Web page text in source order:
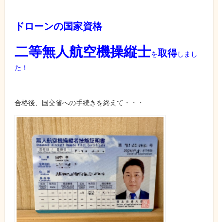
ドローンの国家資格
二等無人航空機操縦士を取得しまし
た！
合格後、国交省への手続きを終えて・・・